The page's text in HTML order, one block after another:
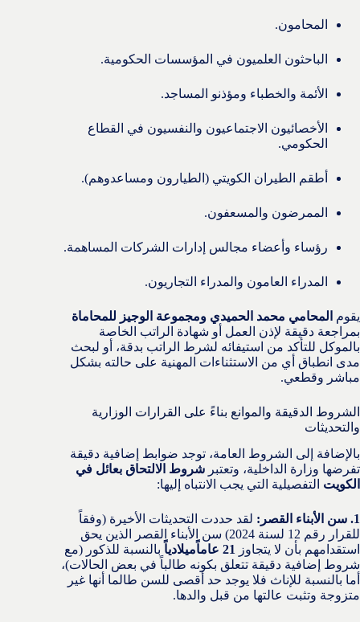
المحامون.
الباحثون العلميون في المؤسسات الحكومية.
الأئمة والخطباء ومؤذنو المساجد.
الأخصائيون الاجتماعيون والنفسيون في القطاع
الحكومي.
أطقم الطيران الكويتي (الطيارون ومساعدوهم).
الممرضون والمسعفون.
رؤساء وأعضاء مجالس إدارات الشركات المساهمة.
المدراء العامون والمدراء التجاريون.
يقوم المحامي محمد الحميدي ومجموعة الوجيز للمحاماة
بمراجعة دقيقة لإذن العمل أو شهادة الراتب الخاصة
بالموكل للتأكد من استيفائه لشرط الراتب بدقة، أو لبحث
مدى انطباق أي من الاستثناءات المهنية على حالته بشكل
مباشر وقطعي.
الشروط الدقيقة والموانع بناءً على القرارات الوزارية
والتحديثات
بالإضافة إلى الشروط العامة، توجد ضوابط إضافية دقيقة
تفرضها وزارة الداخلية، وتعتبر شروط الالتحاق بعائل في
الكويت التفصيلية التي يجب الانتباه إليها:
1. سن الأبناء القصر:
لقد حددت التحديثات الأخيرة (وفقاً
للقرار رقم 12 لسنة 2024) سن الأبناء القصر الذين يحق
استقدامهم بأن لا يتجاوز 21 عاماًميلادياً
بالنسبة للذكور (مع
شروط إضافية دقيقة تتعلق بكونه طالباً في بعض الحالات)،
أما بالنسبة للإناث فلا يوجد حد أقصى للسن طالما أنها غير
متزوجة وتثبت عالتها من قبل والدها.